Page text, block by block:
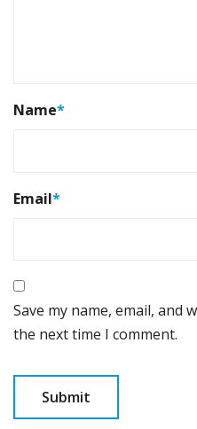
Name*
Email*
Save my name, email, and
the next time I comment.